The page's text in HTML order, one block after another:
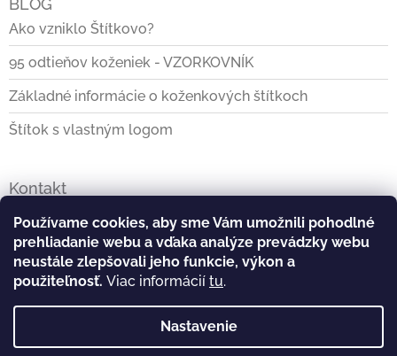
Používame cookies, aby sme Vám umožnili pohodlné
prehliadanie webu a vďaka analýze prevádzky webu
neustále zlepšovali jeho funkcie, výkon a
použiteľnosť. Viac informácií tu.
Nastavenie
BLOG
Ako vzniklo Štítkovo?
95 odtieňov koženiek - VZORKOVNÍK
Základné informácie o koženkových štítkoch
Štítok s vlastným logom
Kontakt
info@stitkovo.sk
0903928140
https://www.facebook.com/Stitkovo.sk